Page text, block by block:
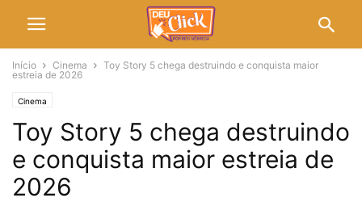
Início Cinema
Toy Story 5 chega destruindo e conquista maior
estreia de 2026
Cinema
Toy Story 5 chega destruindo
e conquista maior estreia de
2026